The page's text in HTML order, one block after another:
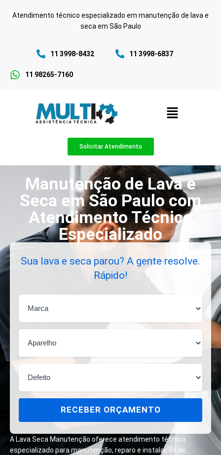
Atendimento técnico especializado em manutenção de lava e
seca em São Paulo
11 3998-8432 11 3998-6837
11 98265-7160
Solicitar Atendimento
Manutenção de Lava e
Seca em São Paulo com
Atendimento Técnico
Especializado
Sua lava e seca parou? A gente resolve.
Rápido!
RECEBER ORÇAMENTO
A Lava Seca Manutenção oferece atendimento técnico
especializado para manutenção, reparo e instalação de